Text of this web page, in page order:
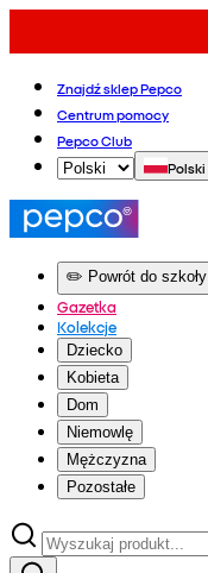
Znajdź sklep Pepco
Centrum pomocy
Pepco Club
Polski
✏️ Powrót do szkoły
Gazetka
Kolekcje
Dziecko
Kobieta
Dom
Niemowlę
Mężczyzna
Pozostałe